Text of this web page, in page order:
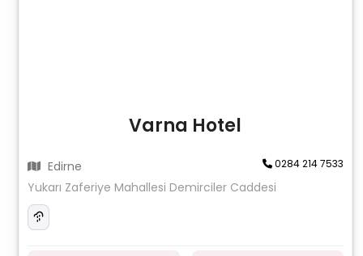
Varna Hotel
Edirne 0284 214 7533
Yukarı Zaferiye Mahallesi Demirciler Caddesi